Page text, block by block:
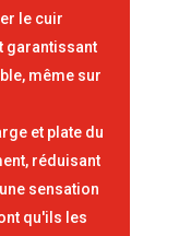
le cuir
garantissant
même sur
et plate du
réduisant
sensation
qu'ils les